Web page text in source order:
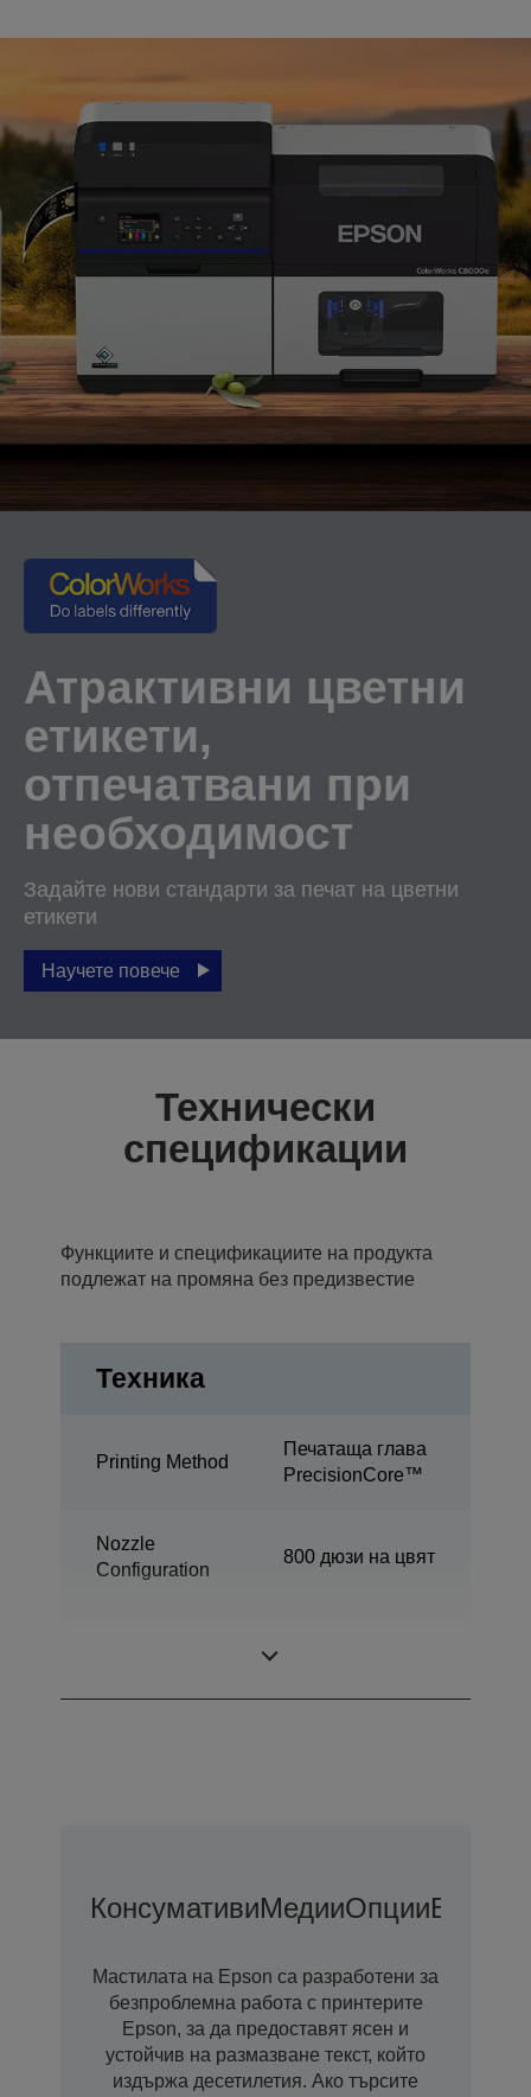
Атрактивни цветни
етикети,
отпечатвани при
необходимост
Задайте нови стандарти за печат на цветни
етикети
Научете повече
Технически
спецификации
Функциите и спецификациите на продукта
подлежат на промяна без предизвестие
Техника
Printing Method
Печатаща глава
PrecisionCore™
Nozzle
Configuration
800 дюзи на цвят
КонсумативиМедииОпции
Мастилата на Epson са разработени за
безпроблемна работа с принтерите
Epson, за да предоставят ясен и
устойчив на размазване текст, който
издържа десетилетия. Ако търсите